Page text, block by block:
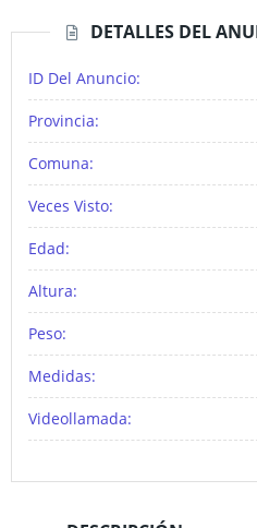
DETALLES DEL
ID Del Anuncio:
Provincia:
Comuna:
Veces Visto:
Edad:
Altura:
Peso:
Medidas:
Videollamada: